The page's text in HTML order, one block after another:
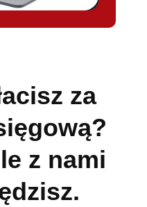
za
z nami